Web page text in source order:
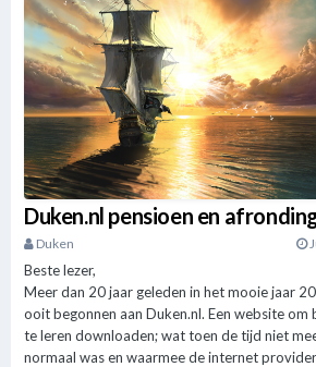
Duken.nl pensioen en
Duken
Beste lezer,
Meer dan 20 jaar geleden in het mooie jaar
ooit begonnen aan Duken.nl. Een website om
te leren downloaden; wat toen de tijd niet
normaal was en waarmee de internet